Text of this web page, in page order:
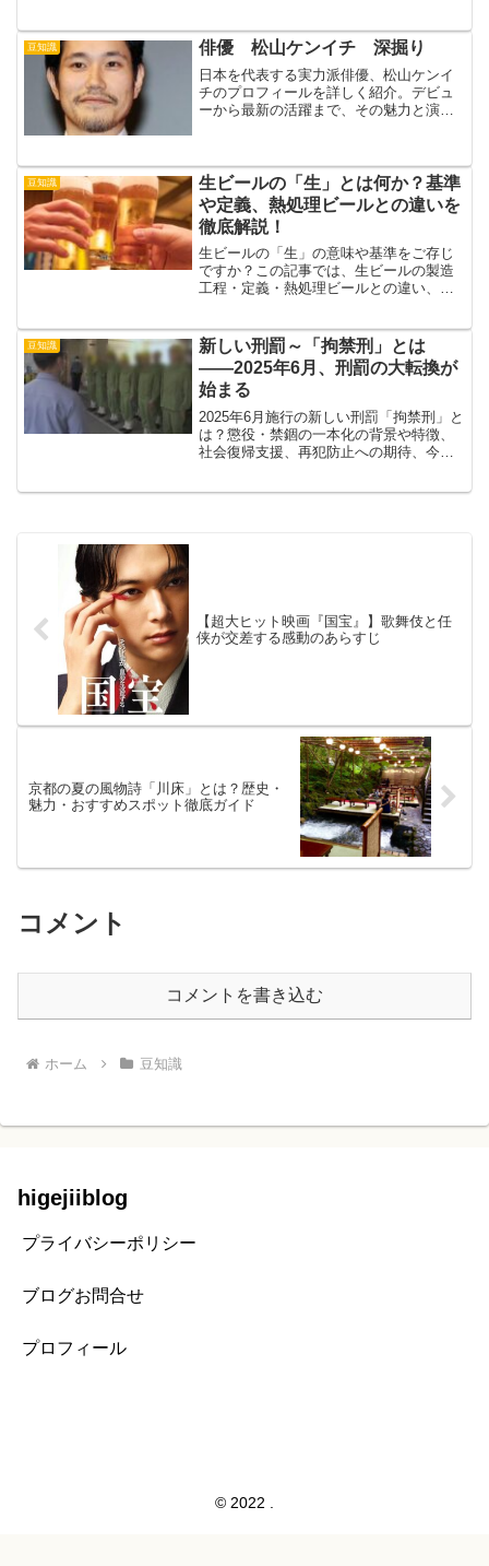
豆知識 俳優 松山ケンイチ 深掘り
日本を代表する実力派俳優、松山ケンイ
チのプロフィールを詳しく紹介。デビュ
ーから最新の活躍まで、その魅力と演技
豆知識
生ビールの「生」とは何か？基準
や定義、熱処理ビールとの違いを
徹底解説！
生ビールの「生」の意味や基準をご存じ
ですか？この記事では、生ビールの製造
工程・定義・熱処理ビールとの違い、そ
ール好き必見の情報満載！
豆知識
新しい刑罰～「拘禁刑」とは
――2025年6月、刑罰の大転換が
始まる
2025年6月施行の新しい刑罰「拘禁刑」と
は？懲役・禁錮の一本化の背景や特徴、
社会復帰支援、再犯防止への期待、今後
【超大ヒット映画『国宝』】歌舞伎と任
侠が交差する感動のあらすじ
京都の夏の風物詩「川床」とは？歴史・
魅力・おすすめスポット徹底ガイド
コメント
コメントを書き込む
ホーム 豆知識
higejiiblog
プライバシーポリシー
ブログお問合せ
プロフィール
© 2022 .